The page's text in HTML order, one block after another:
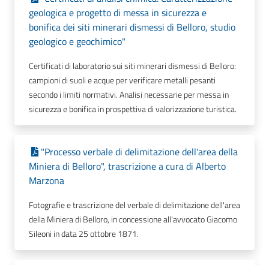
geologica e progetto di messa in sicurezza e
bonifica dei siti minerari dismessi di Belloro, studio
geologico e geochimico"
Certificati di laboratorio sui siti minerari dismessi di Belloro:
campioni di suoli e acque per verificare metalli pesanti
secondo i limiti normativi. Analisi necessarie per messa in
sicurezza e bonifica in prospettiva di valorizzazione turistica.
"Processo verbale di delimitazione dell'area della
Miniera di Belloro", trascrizione a cura di Alberto
Marzona
Fotografie e trascrizione del verbale di delimitazione dell'area
della Miniera di Belloro, in concessione all'avvocato Giacomo
Sileoni in data 25 ottobre 1871.